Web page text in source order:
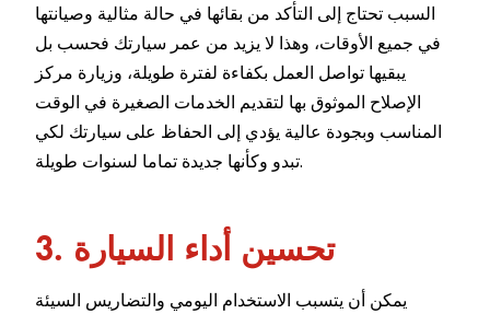
السبب تحتاج إلى التأكد من بقائها في حالة مثالية وصيانتها
في جميع الأوقات، وهذا لا يزيد من عمر سيارتك فحسب بل
يبقيها تواصل العمل بكفاءة لفترة طويلة، وزيارة مركز
الإصلاح الموثوق بها لتقديم الخدمات الصغيرة في الوقت
المناسب وبجودة عالية يؤدي إلى الحفاظ على سيارتك لكي
تبدو وكأنها جديدة تماما لسنوات طويلة.
3. تحسين أداء السيارة
يمكن أن يتسبب الاستخدام اليومي والتضاريس السيئة